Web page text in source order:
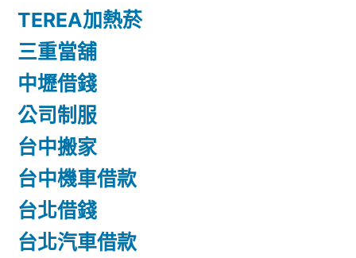
TEREA加熱菸
三重當舖
中壢借錢
公司制服
台中搬家
台中機車借款
台北借錢
台北汽車借款